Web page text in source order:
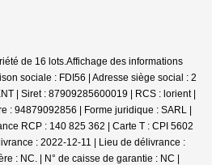
de 16 lots.Affichage des informations
sociale : FDI56 | Adresse siège social : 2
| Siret : 87909285600019 | RCS : lorient |
: 94879092856 | Forme juridique : SARL |
RCP : 140 825 362 | Carte T : CPI 5602
: 2022-12-11 | Lieu de délivrance :
: NC. | N° de caisse de garantie : NC |